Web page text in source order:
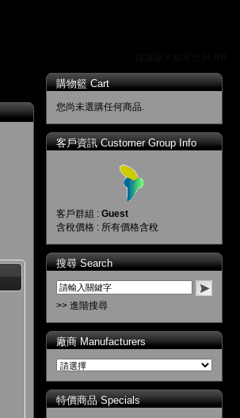
購物籃 Cart
您尚未選購任何商品.
客戶資訊 Customer Group Info
客戶群組 : Guest
含稅價格 : 所有價格含稅
搜尋 Search
>> 進階搜尋
廠商 Manufacturers
特價商品 Specials